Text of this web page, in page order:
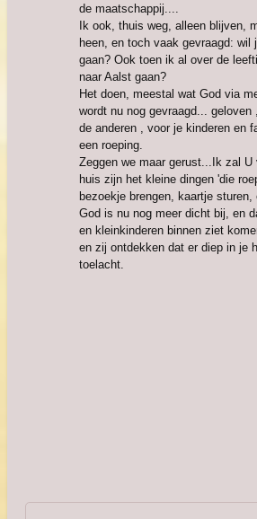
de maatschappij....
Ik ook, thuis weg, alleen blijven,
heen, en toch vaak gevraagd: wil
gaan? Ook toen ik al over de
naar Aalst gaan?
Het doen, meestal wat God via
wordt nu nog gevraagd... geloven
de anderen , voor je kinderen en
een roeping.
Zeggen we maar gerust...Ik zal U
huis zijn het kleine dingen 'die
bezoekje brengen, kaartje
God is nu nog meer dicht bij, en
en kleinkinderen binnen ziet
en zij ontdekken dat er diep in je
toelacht.